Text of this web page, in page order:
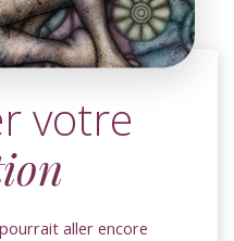
votre
aller encore